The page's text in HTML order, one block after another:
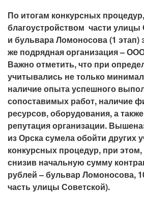
По итогам конкурсных процедур,
благоустройством части улицы
и бульвара Ломоносова (1 этап)
же подрядная организация –
Важно отметить, что при
учитывались не только
наличие опыта успешного
сопоставимых работ, наличие
ресурсов, оборудования, а
репутация организации.
из Орска сумела обойти других
конкурсных процедур, при этом,
снизив начальную сумму
рублей – бульвар Ломоносова,
часть улицы Советской).